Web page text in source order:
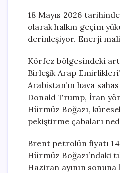
18 Mayıs 2026
olarak halkın geçim
derinleşiyor. Enerji
Körfez bölgesindeki
Birleşik Arap
Arabistan’ın hava
Donald Trump, İran
Hürmüz Boğazı,
pekiştirme çabaları
Brent petrolün fiyatı
Hürmüz Boğazı’ndaki
Haziran ayının